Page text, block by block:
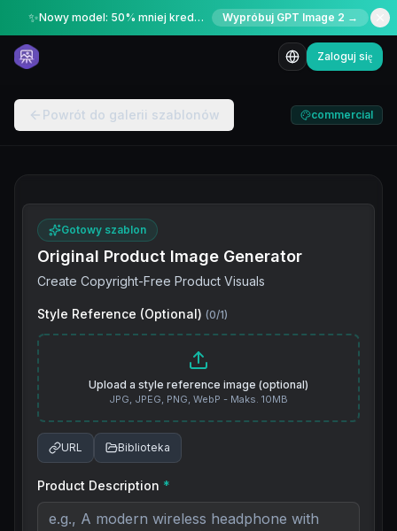
✨ Nowy model: 50% mniej kredytów przez ograniczony czas Wypróbuj GPT Image 2 →
Zaloguj się
Powrót do galerii szablonów commercial
Gotowy szablon
Original Product Image Generator
Create Copyright-Free Product Visuals
Style Reference (Optional) (0/1)
Upload a style reference image (optional)
JPG, JPEG, PNG, WebP - Maks. 10MB
URL Biblioteka
Product Description *